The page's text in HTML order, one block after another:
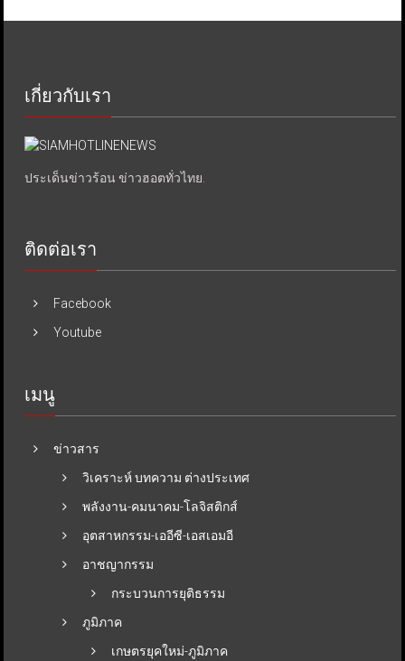
เกี่ยวกับเรา
ประเด็นข่าวร้อน ข่าวฮอตทั่วไทย.
ติดต่อเรา
Facebook
Youtube
เมนู
ข่าวสาร
วิเคราะห์ บทความ ต่างประเทศ
พลังงาน-คมนาคม-โลจิสติกส์
อุตสาหกรรม-เออีซี-เอสเอมอี
อาชญากรรม
กระบวนการยุติธรรม
ภูมิภาค
เกษตรยุคใหม่-ภูมิภาค